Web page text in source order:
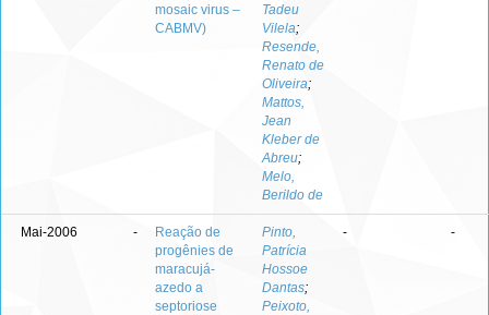
mosaic virus –
CABMV)
Tadeu
Vilela;
Resende,
Renato de
Oliveira;
Mattos,
Jean
Kleber de
Abreu;
Melo,
Berildo de
Mai-2006 -
Reação de
progênies de
maracujá-
azedo a
septoriose
Pinto,
Patrícia
Hossoe
Dantas;
Peixoto,
- -